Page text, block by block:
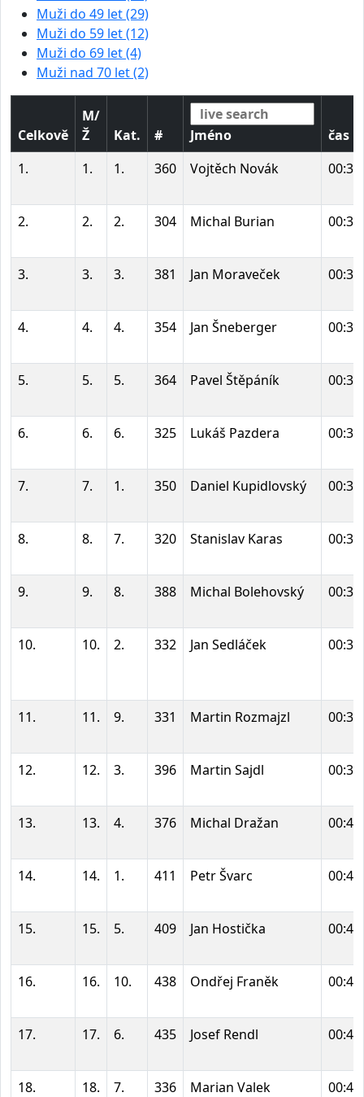
Muži do 49 let (29)
Muži do 59 let (12)
Muži do 69 let (4)
Muži nad 70 let (2)
Celkově
M/
Ž
Kat. # Jméno
čas
1.
1. 1. 360 Vojtěch Novák
2. 2. 2. 304 Michal Burian
3. 3. 3. 381 Jan Moraveček
4. 4. 4. 354 Jan Šneberger
5. 5. 5. 364 Pavel Štěpáník
6. 6. 6. 325 Lukáš Pazdera
7. 7. 1. 350 Daniel Kupidlovský
8. 8. 7. 320 Stanislav Karas
9. 9. 8. 388 Michal Bolehovský
10. 10. 2. 332 Jan Sedláček
11. 11. 9. 331 Martin Rozmajzl
12. 12. 3. 396 Martin Sajdl
13. 13. 4. 376 Michal Dražan
14. 14. 1. 411 Petr Švarc
15. 15. 5. 409 Jan Hostička
16. 16. 10. 438 Ondřej Franěk
17. 17. 6. 435 Josef Rendl
18. 18. 7. 336 Marian Valek